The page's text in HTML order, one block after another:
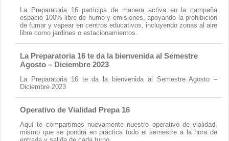
La Preparatoria 16 participa de manera activa en la campaña
espacio 100% libre de humo y emisiones, apoyando la prohibición
de fumar y vapear en centros educativos, incluyendo zonas al aire
libre como jardines o estacionamientos.
La Preparatoria 16 te da la bienvenida al Semestre
Agosto – Diciembre 2023
La Preparatoria 16 te da la bienvenida al Semestre Agosto –
Diciembre 2023
Operativo de Vialidad Prepa 16
Aquí te compartimos nuevamente nuestro operativo de vialidad,
mismo que se pondrá en práctica todo el semestre a la hora de